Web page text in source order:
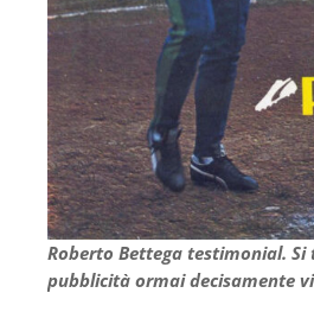
Roberto Bettega testimonial.
pubblicità ormai decisamente